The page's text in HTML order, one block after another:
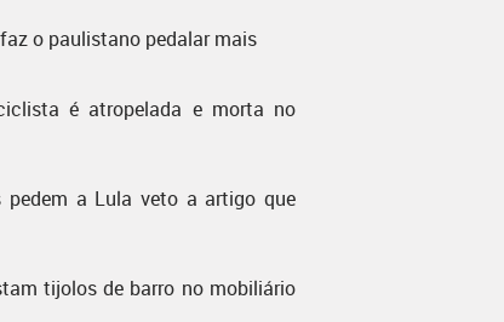
o paulistano pedalar mais
é atropelada e morta no
pedem a Lula veto a artigo que
tijolos de barro no mobiliário